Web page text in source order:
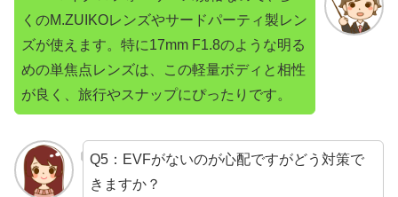
くのM.ZUIKOレンズやサードパーティ製レン
ズが使えます。特に17mm F1.8のような明る
めの単焦点レンズは、この軽量ボディと相性
が良く、旅行やスナップにぴったりです。
Q5：EVFがないのが心配ですがどう対策で
きますか？